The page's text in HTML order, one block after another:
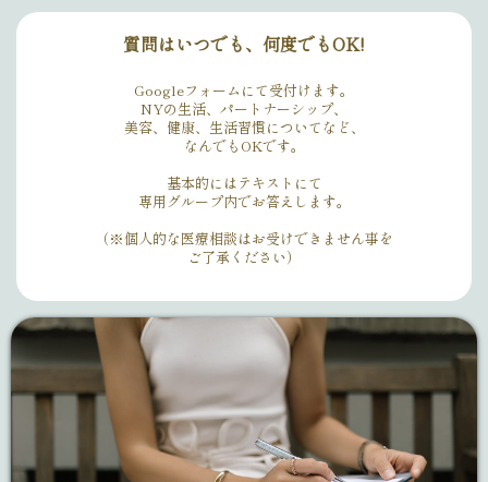
質問はいつでも、何度でもOK!
Googleフォームにて受付けます。
NYの生活、パートナーシップ、
美容、健康、生活習慣についてなど、
なんでもOKです。
基本的にはテキストにて
専用グループ内でお答えします。
（※個人的な医療相談はお受けできません事を
ご了承ください）